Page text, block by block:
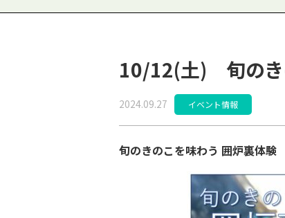
10/12(土) 旬のき
2024.09.27 イベント情報
旬のきのこを味わう 囲炉裏体験